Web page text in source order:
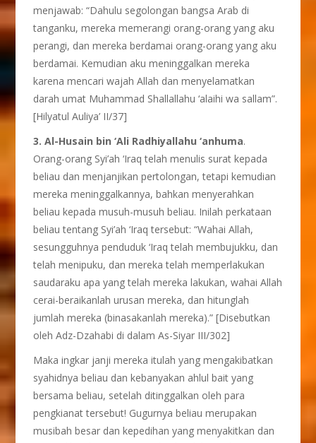
menjawab: “Dahulu segolongan bangsa Arab di
tanganku, mereka memerangi orang-orang yang aku
perangi, dan mereka berdamai orang-orang yang aku
berdamai. Kemudian aku meninggalkan mereka
karena mencari wajah Allah dan menyelamatkan
darah umat Muhammad Shallallahu ‘alaihi wa sallam”.
[Hilyatul Auliya’ II/37]
3. Al-Husain bin ‘Ali Radhiyallahu ‘anhuma.
Orang-orang Syi’ah ‘Iraq telah menulis surat kepada
beliau dan menjanjikan pertolongan, tetapi kemudian
mereka meninggalkannya, bahkan menyerahkan
beliau kepada musuh-musuh beliau. Inilah perkataan
beliau tentang Syi’ah ‘Iraq tersebut: “Wahai Allah,
sesungguhnya penduduk ‘Iraq telah membujukku, dan
telah menipuku, dan mereka telah memperlakukan
saudaraku apa yang telah mereka lakukan, wahai Allah
cerai-beraikanlah urusan mereka, dan hitunglah
jumlah mereka (binasakanlah mereka).” [Disebutkan
oleh Adz-Dzahabi di dalam As-Siyar III/302]
Maka ingkar janji mereka itulah yang mengakibatkan
syahidnya beliau dan kebanyakan ahlul bait yang
bersama beliau, setelah ditinggalkan oleh para
pengkianat tersebut! Gugurnya beliau merupakan
musibah besar dan kepedihan yang menyakitkan dan